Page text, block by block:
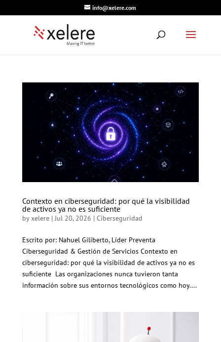
info@xelere.com
Contexto en ciberseguridad: por qué la visibilidad
de activos ya no es suficiente
by xelere| Jul 20, 2026 | Ciberseguridad
Escrito por: Nahuel Giliberto, Líder Preventa
Ciberseguridad & Gestión de Servicios Contexto en
ciberseguridad: por qué la visibilidad de activos ya no es
suficiente Las organizaciones nunca tuvieron tanta
información sobre sus entornos tecnológicos como hoy....